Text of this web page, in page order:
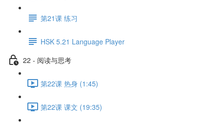
第21课 练习
HSK 5.21 Language Player
22 - 阅读与思考
第22课 热身 (1:45)
第22课 课文 (19:35)